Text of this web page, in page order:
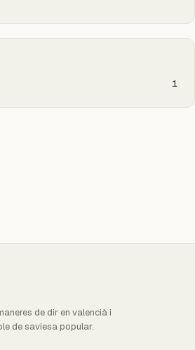
1
de dir en valencià i
de saviesa popular.